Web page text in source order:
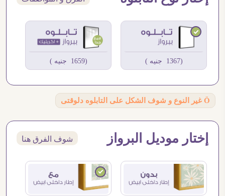
(1367 جنيه ) (1659 جنيه )
Ö غير النوع و شوف الشكل على التابلوه دلوقتى
إختار موديل البرواز شوف الفرق هنا